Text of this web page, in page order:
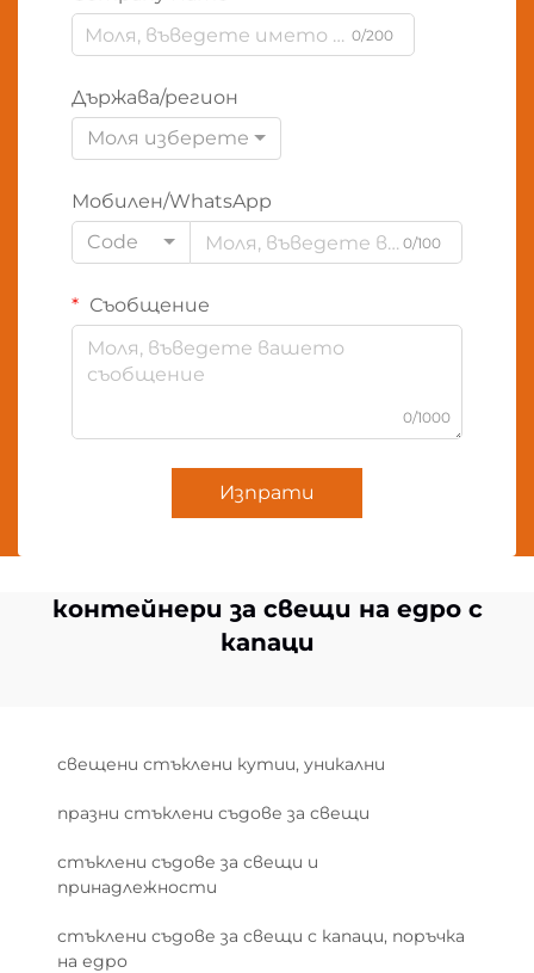
0/200
Държава/регион
Моля изберете
Мобилен/WhatsApp
Code
0/100
Съобщение
0/1000
Изпрати
контейнери за свещи на едро с
капаци
свещени стъклени кутии, уникални
празни стъклени съдове за свещи
стъклени съдове за свещи и
принадлежности
стъклени съдове за свещи с капаци, поръчка
на едро